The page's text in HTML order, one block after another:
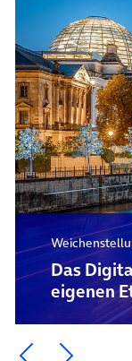
Das
eigenen
Ein Element
Ein